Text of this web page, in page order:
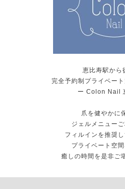
恵比寿駅から
完全予約制プライベー
ー Colon Nail
爪を健やかに
ジェルメニュー
フィルインを推奨し
プライベート空
癒しの時間を是非ご